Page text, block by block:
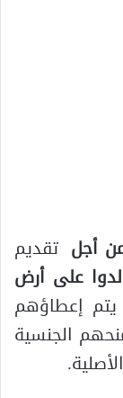
أجل تقديم
على أرض
يتم إعطاؤهم
الجنسية